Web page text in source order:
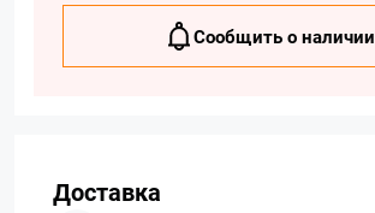
Сообщить о наличии
Доставка